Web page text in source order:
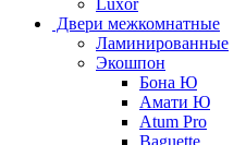
Двери межкомнатные
Ламинированные
Экошпон
Бона Ю
Амати Ю
Atum Pro
Baguette